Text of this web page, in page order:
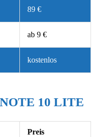
89 €
ab 9 €
kostenlos
10 LITE
Preis